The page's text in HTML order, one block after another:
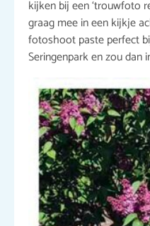
kijken bij een ‘trouwfoto
graag mee in een kijkje
fotoshoot paste perfect
Seringenpark en zou dan